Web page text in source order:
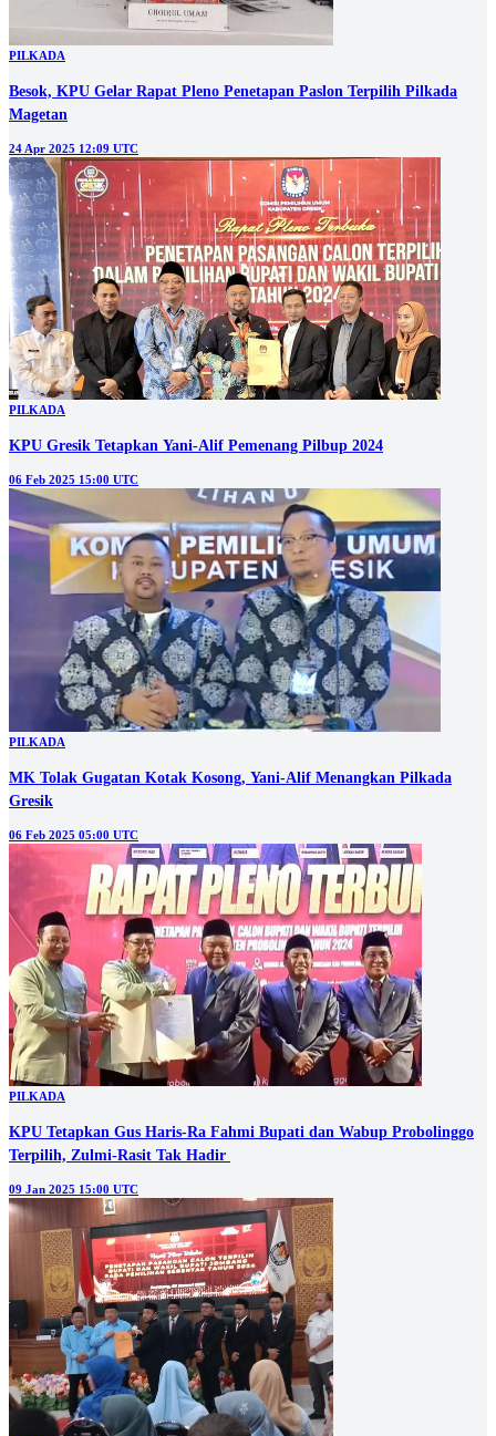
PILKADA
Besok, KPU Gelar Rapat Pleno Penetapan Paslon Terpilih Pilkada
Magetan
24 Apr 2025 12:09 UTC
PILKADA
KPU Gresik Tetapkan Yani-Alif Pemenang Pilbup 2024
06 Feb 2025 15:00 UTC
PILKADA
MK Tolak Gugatan Kotak Kosong, Yani-Alif Menangkan Pilkada
Gresik
06 Feb 2025 05:00 UTC
PILKADA
KPU Tetapkan Gus Haris-Ra Fahmi Bupati dan Wabup Probolinggo
Terpilih, Zulmi-Rasit Tak Hadir
09 Jan 2025 15:00 UTC